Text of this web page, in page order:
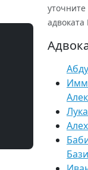
адвоката